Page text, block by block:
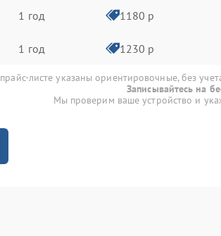
1 год 1180 р
1 год 1230 р
листе указаны ориентировочные, без
Записывайтесь на
Мы проверим ваше устройство и